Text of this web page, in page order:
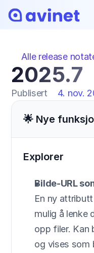
Alle release
2025.7
Publisert 4. nov.
🌟 Nye
Explorer
Bilde-URL
En ny
mulig å lenke
opp filer. Kan
og vises som